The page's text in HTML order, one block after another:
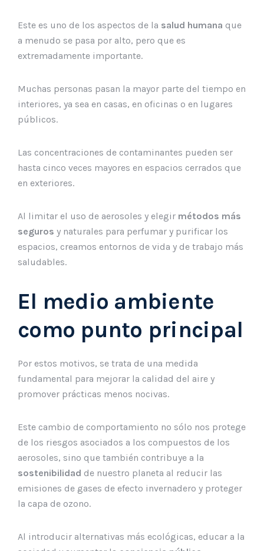
Este es uno de los aspectos de la salud humana que
a menudo se pasa por alto, pero que es
extremadamente importante.
Muchas personas pasan la mayor parte del tiempo en
interiores, ya sea en casas, en oficinas o en lugares
públicos.
Las concentraciones de contaminantes pueden ser
hasta cinco veces mayores en espacios cerrados que
en exteriores.
Al limitar el uso de aerosoles y elegir métodos más
seguros y naturales para perfumar y purificar los
espacios, creamos entornos de vida y de trabajo más
saludables.
El medio ambiente
como punto principal
Por estos motivos, se trata de una medida
fundamental para mejorar la calidad del aire y
promover prácticas menos nocivas.
Este cambio de comportamiento no sólo nos protege
de los riesgos asociados a los compuestos de los
aerosoles, sino que también contribuye a la
sostenibilidad de nuestro planeta al reducir las
emisiones de gases de efecto invernadero y proteger
la capa de ozono.
Al introducir alternativas más ecológicas, educar a la